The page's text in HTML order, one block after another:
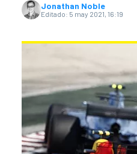
WEC
Jonathan Noble
Editado: 5 may 2021, 16:19